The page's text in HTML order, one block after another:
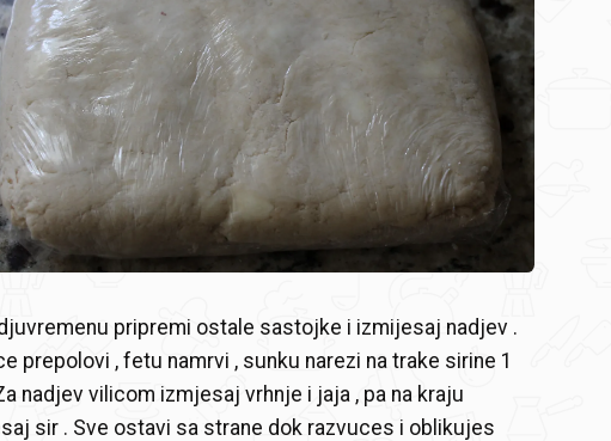
pripremi ostale sastojke i izmijesaj nadjev .
prepolovi , fetu namrvi , sunku narezi na trake sirine 1
nadjev vilicom izmjesaj vrhnje i jaja , pa na kraju
sir . Sve ostavi sa strane dok razvuces i oblikujes